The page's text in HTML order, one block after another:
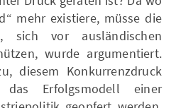
mehr existiere, müsse die
sich vor ausländischen
wurde argumentiert.
diesem Konkurrenzdruck
Erfolgsmodell einer